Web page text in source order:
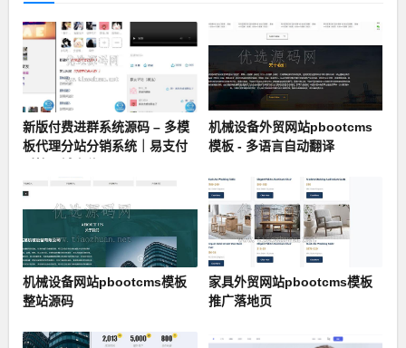
新版付费进群系统源码 – 多模
板代理分站分销系统｜易支付
机械设备外贸网站pbootcms
模板 - 多语言自动翻译
机械设备网站pbootcms模板
整站源码
家具外贸网站pbootcms模板
推广落地页